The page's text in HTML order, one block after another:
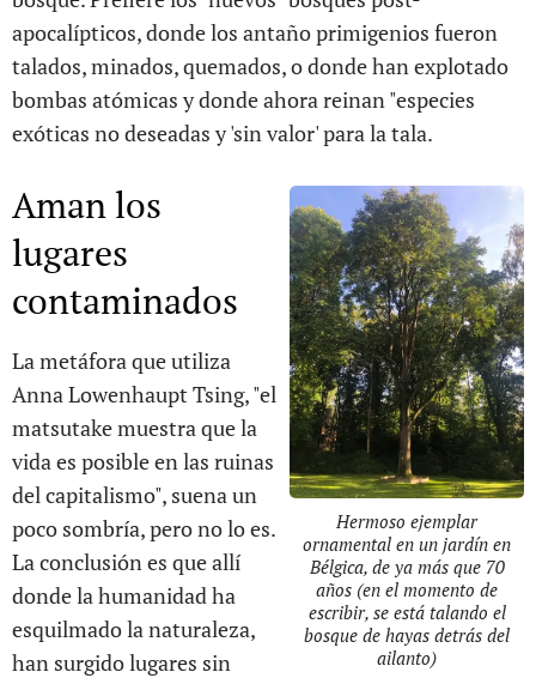
apocalípticos, donde los antaño primigenios fueron
talados, minados, quemados, o donde han explotado
bombas atómicas y donde ahora reinan "especies
exóticas no deseadas y 'sin valor' para la tala.
Hermoso ejemplar
ornamental en un jardín en
Bélgica, de ya más que 70
años (en el momento de
escribir, se está talando el
bosque de hayas detrás del
ailanto)
Aman los
lugares
contaminados
La metáfora que utiliza
Anna Lowenhaupt Tsing, "el
matsutake muestra que la
vida es posible en las ruinas
del capitalismo", suena un
poco sombría, pero no lo es.
La conclusión es que allí
donde la humanidad ha
esquilmado la naturaleza,
han surgido lugares sin